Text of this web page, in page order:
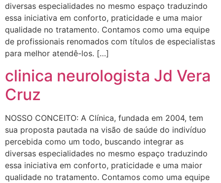
diversas especialidades no mesmo espaço traduzindo
essa iniciativa em conforto, praticidade e uma maior
qualidade no tratamento. Contamos como uma equipe
de profissionais renomados com títulos de especialistas
para melhor atendê-los. […]
clinica neurologista Jd Vera
Cruz
NOSSO CONCEITO: A Clínica, fundada em 2004, tem
sua proposta pautada na visão de saúde do indivíduo
percebida como um todo, buscando integrar as
diversas especialidades no mesmo espaço traduzindo
essa iniciativa em conforto, praticidade e uma maior
qualidade no tratamento. Contamos como uma equipe